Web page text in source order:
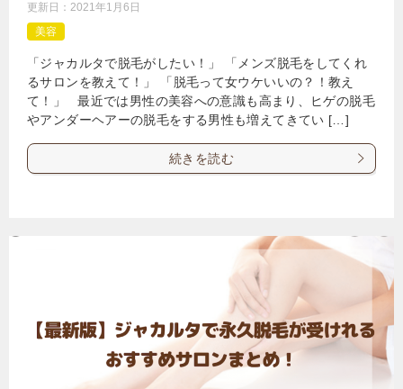
更新日： 2021年1月6日
美容
「ジャカルタで脱毛がしたい！」 「メンズ脱毛をしてくれ
るサロンを教えて！」 「脱毛って女ウケいいの？！教え
て！」 最近では男性の美容への意識も高まり、ヒゲの脱毛
やアンダーヘアーの脱毛をする男性も増えてきてい […]
続きを読む